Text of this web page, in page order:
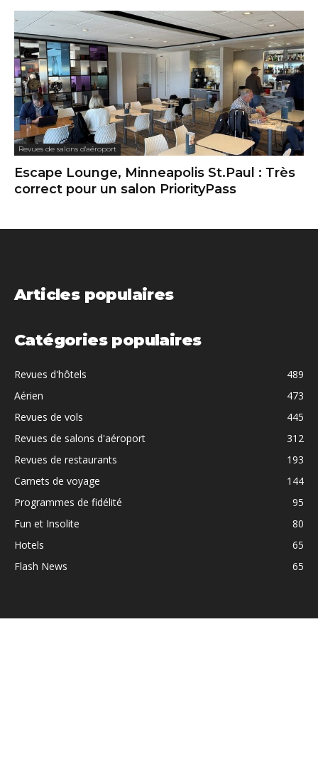
Revues de salons d'aéroport
Escape Lounge, Minneapolis St.Paul : Très
correct pour un salon PriorityPass
Articles populaires
Catégories populaires
Revues d'hôtels
489
Aérien
473
Revues de vols
445
Revues de salons d'aéroport
312
Revues de restaurants
193
Carnets de voyage
144
Programmes de fidélité
95
Fun et Insolite
80
Hotels
65
Flash News
65